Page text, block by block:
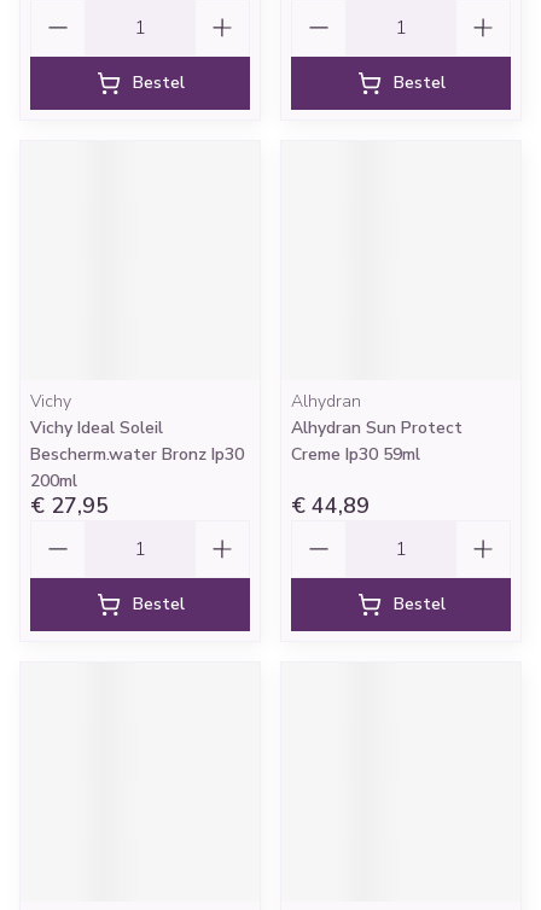
Bestel Bestel
Vichy
Vichy Ideal Soleil
Bescherm.water Bronz Ip30
200ml
€ 27,95
Bestel
Alhydran
Alhydran Sun Protect
Creme Ip30 59ml
€ 44,89
Bestel